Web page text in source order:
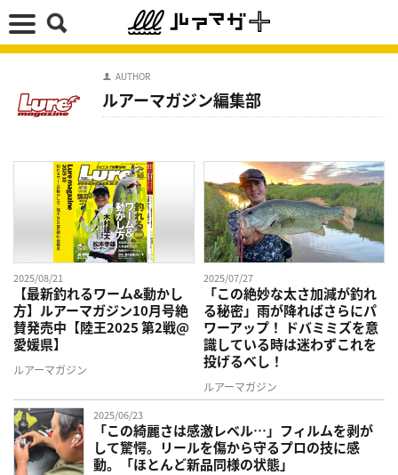
AUTHOR
ルアーマガジン編集部
2025/08/21
【最新釣れるワーム&動かし
方】ルアーマガジン10月号絶
賛発売中【陸王2025 第2戦@
愛媛県】
ルアーマガジン
2025/07/27
「この絶妙な太さ加減が釣れ
る秘密」雨が降ればさらにパ
ワーアップ！ ドバミミズを意
識している時は迷わずこれを
投げるべし！
ルアーマガジン
2025/06/23
「この綺麗さは感激レベル…」フィルムを剥が
して驚愕。リールを傷から守るプロの技に感
動。「ほとんど新品同様の状態」